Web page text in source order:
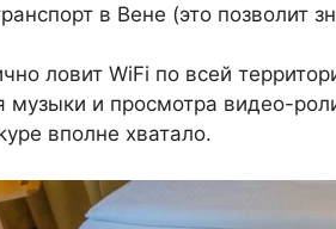
в Вене (это позволит
ловит WiFi по всей
музыки и просмотра видео-
вполне хватало.